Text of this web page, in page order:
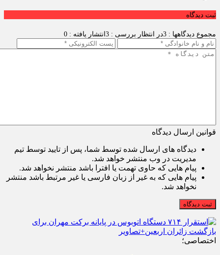
ثبت دیدگاه
مجموع دیدگاهها : 3 در انتظار بررسی : 3 انتشار یافته : 0
قوانین ارسال دیدگاه
دیدگاه های ارسال شده توسط شما، پس از تایید توسط تیم
مدیریت در وب منتشر خواهد شد.
پیام هایی که حاوی تهمت یا افترا باشد منتشر نخواهد شد.
پیام هایی که به غیر از زبان فارسی یا غیر مرتبط باشد منتشر
نخواهد شد.
ثبت دیدگاه
اختصاصی؛